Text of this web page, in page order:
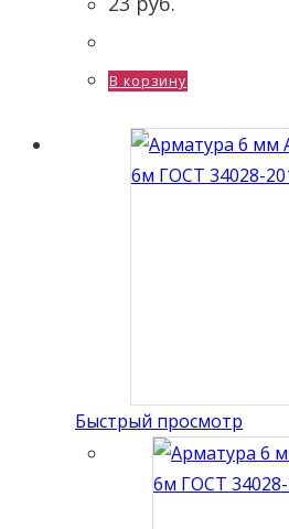
В корзину
Быстрый просмотр